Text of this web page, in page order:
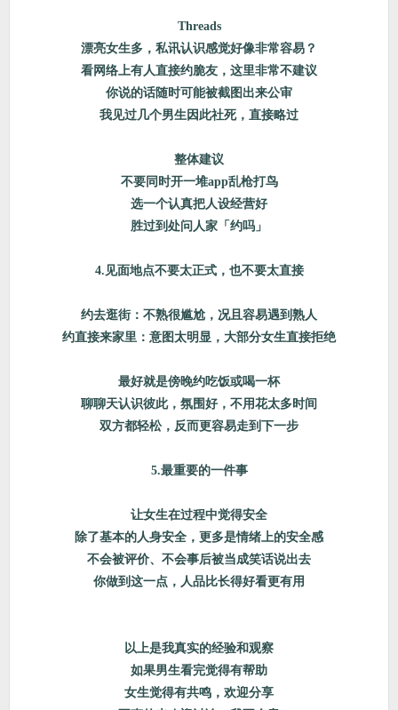
Threads
漂亮女生多，私讯认识感觉好像非常容易？
看网络上有人直接约脆友，这里非常不建议
你说的话随时可能被截图出来公审
我见过几个男生因此社死，直接略过
整体建议
不要同时开一堆app乱枪打鸟
选一个认真把人设经营好
胜过到处问人家「约吗」
4.见面地点不要太正式，也不要太直接
约去逛街：不熟很尴尬，况且容易遇到熟人
约直接来家里：意图太明显，大部分女生直接拒绝
最好就是傍晚约吃饭或喝一杯
聊聊天认识彼此，氛围好，不用花太多时间
双方都轻松，反而更容易走到下一步
5.最重要的一件事
让女生在过程中觉得安全
除了基本的人身安全，更多是情绪上的安全感
不会被评价、不会事后被当成笑话说出去
你做到这一点，人品比长得好看更有用
以上是我真实的经验和观察
如果男生看完觉得有帮助
女生觉得有共鸣，欢迎分享